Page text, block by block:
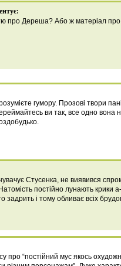
про Дереша? Або ж матеріал про
гумору. Прозові твори
ви так, все одно вона
Стусенка, не виявився
постійно лунають крики
задрить і тому обливає всіх
про “постійний мус якось